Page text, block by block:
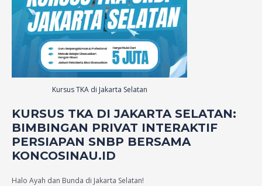
Kursus TKA di Jakarta Selatan
KURSUS TKA DIJAKARTA SELATAN:
BIMBINGAN PRIVAT INTERAKTIF
PERSIAPAN SNBP BERSAMA
KONCOSINAU.ID
Halo Ayah dan Bunda di Jakarta Selatan!